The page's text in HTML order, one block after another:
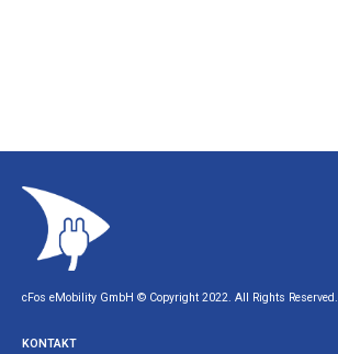
cFos eMobility GmbH © Copyright 2022. All Rights Reserved.
KONTAKT